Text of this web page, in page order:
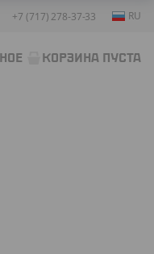
+7 (717) 278-37-33 RU
КОРЗИНА ПУСТА